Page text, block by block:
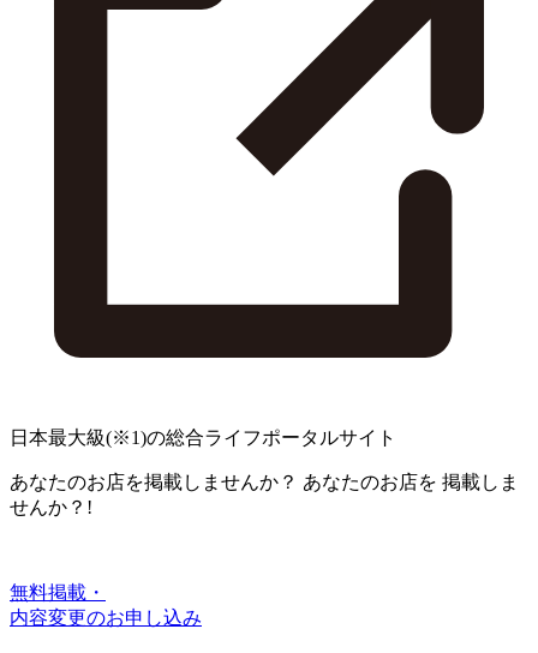
日本最大級(※1)の総合ライフポータルサイト
あなたのお店を掲載しませんか？ あなたのお店を 掲載しま
せんか？!
無料掲載・
内容変更のお申し込み